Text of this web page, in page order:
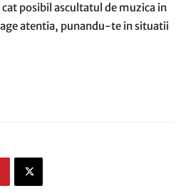
posibil ascultatul de muzica in
atentia, punandu-te in situatii